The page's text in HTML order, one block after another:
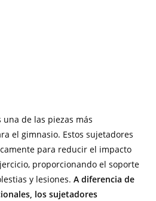
de las piezas más
el gimnasio. Estos sujetadores
para reducir el impacto
proporcionando el soporte
y lesiones.A diferencia de
los sujetadores